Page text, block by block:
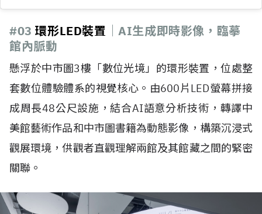
#03環形LED裝置 ｜AI生成即時影像，臨摹
館內脈動
懸浮於中市圖3樓「數位光境」的環形裝置，位處整
套數位體驗體系的視覺核心。由600片LED螢幕拼接
成周長48公尺設施，結合AI語意分析技術，轉譯中
美館藝術作品和中市圖書籍為動態影像，構築沉浸式
觀展環境，供觀者直觀理解兩館及其館藏之間的緊密
關聯。